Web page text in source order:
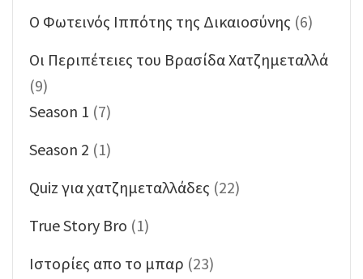
O Φωτεινός Ιππότης της Δικαιοσύνης (6)
Oι Περιπέτειες του Βρασίδα Χατζημεταλλά
(9)
Season 1 (7)
Season 2 (1)
Quiz για χατζημεταλλάδες (22)
True Story Bro (1)
Ιστορίες απο το μπαρ (23)